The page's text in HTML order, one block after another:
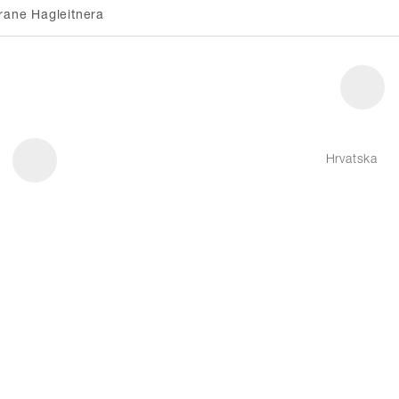
Hagleitnera
Hrvatska